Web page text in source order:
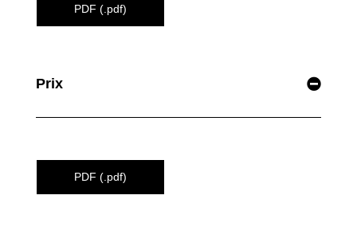
PDF (.pdf)
Prix
PDF (.pdf)